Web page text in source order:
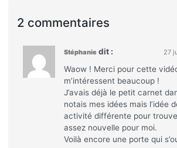
2 commentaires
Stéphanie dit : 27
Waow ! Merci pour cette
m’intéressent beaucoup !
J’avais déjà le petit carnet
notais mes idées mais l’idée
activité différente pour
assez nouvelle pour moi.
Voilà encore une porte qui